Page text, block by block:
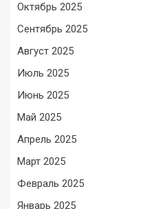
Октябрь 2025
Сентябрь 2025
Август 2025
Июль 2025
Июнь 2025
Май 2025
Апрель 2025
Март 2025
Февраль 2025
Январь 2025